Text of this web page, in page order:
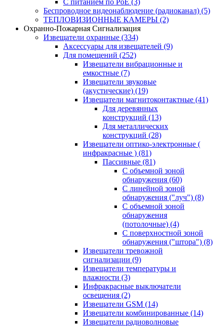
С питанием по PoE (3)
Беспроводное видеонаблюдение (радиоканал) (5)
ТЕПЛОВИЗИОННЫЕ КАМЕРЫ (2)
Охранно-Пожарная Сигнализация
Извещатели охранные (334)
Аксессуары для извещателей (9)
Для помещений (252)
Извещатели вибрационные и
емкостные (7)
Извещатели звуковые
(акустические) (19)
Извещатели магнитоконтактные (41)
Для деревянных
конструкций (13)
Для металлических
конструкций (28)
Извещатели оптико-электронные (
инфракрасные ) (81)
Пассивные (81)
С объемной зоной
обнаружения (60)
С линейной зоной
обнаружения ("луч") (8)
С объемной зоной
обнаружения
(потолочные) (4)
С поверхностной зоной
обнаружения ("штора") (8)
Извещатели тревожной
сигнализации (9)
Извещатели температуры и
влажности (3)
Инфракрасные выключатели
освещения (2)
Извещатели GSM (14)
Извещатели комбинированные (14)
Извещатели радиоволновые